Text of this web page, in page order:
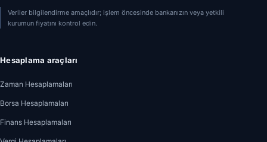
Veriler bilgilendirme amaçlıdır; işlem öncesinde bankanızın veya yetkili
kurumun fiyatını kontrol edin.
Hesaplama araçları
Zaman Hesaplamaları
Borsa Hesaplamaları
Finans Hesaplamaları